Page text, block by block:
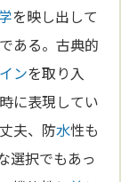
を映し出して
ある。古典的
ンを取り入
に表現してい
夫、防水性も
選択でもあっ